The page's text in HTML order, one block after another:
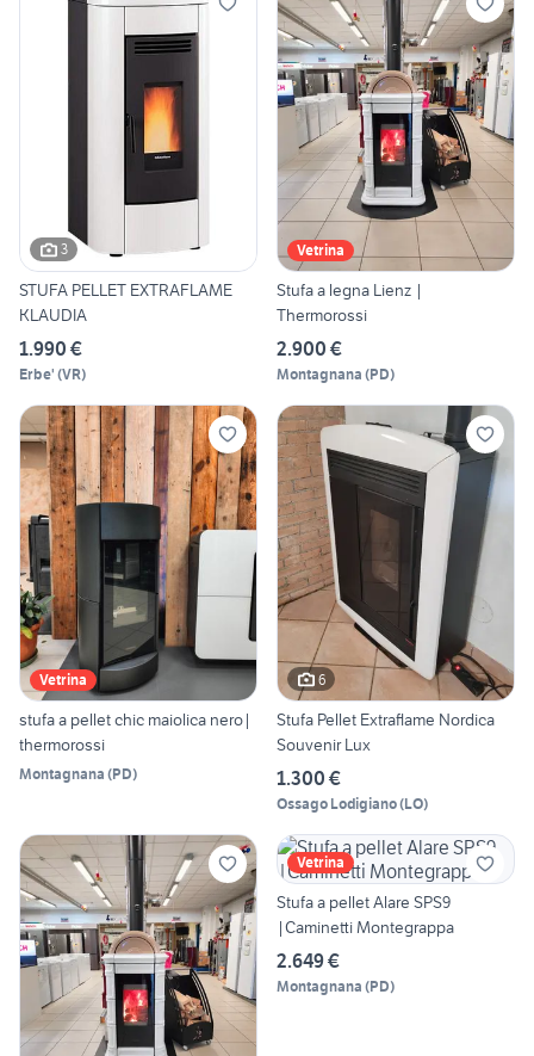
3
STUFA PELLET EXTRAFLAME
KLAUDIA
1.990 €
Erbe' (VR)
Vetrina
Stufa a legna Lienz |
Thermorossi
2.900 €
Montagnana (PD)
Vetrina
stufa a pellet chic maiolica nero|
thermorossi
Montagnana (PD)
6
Stufa Pellet Extraflame Nordica
Souvenir Lux
1.300 €
Ossago Lodigiano(LO)
Vetrina
Stufa a pellet Alare SPS9
|Caminetti Montegrappa
2.649 €
Montagnana (PD)